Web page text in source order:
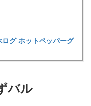
ログホットペッパーグ
バル